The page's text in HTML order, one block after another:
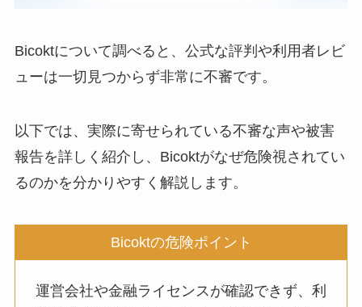
Bicoktについて調べると、公式な評判や利用者レビ
ューは一切見つからず非常に不審です。
以下では、実際に寄せられている不審な声や被害
報告を詳しく紹介し、Bicoktがなぜ危険視されてい
るのかを分かりやすく解説します。
Bicoktの危険ポイント
運営会社や金融ライセンスが確認できず、利